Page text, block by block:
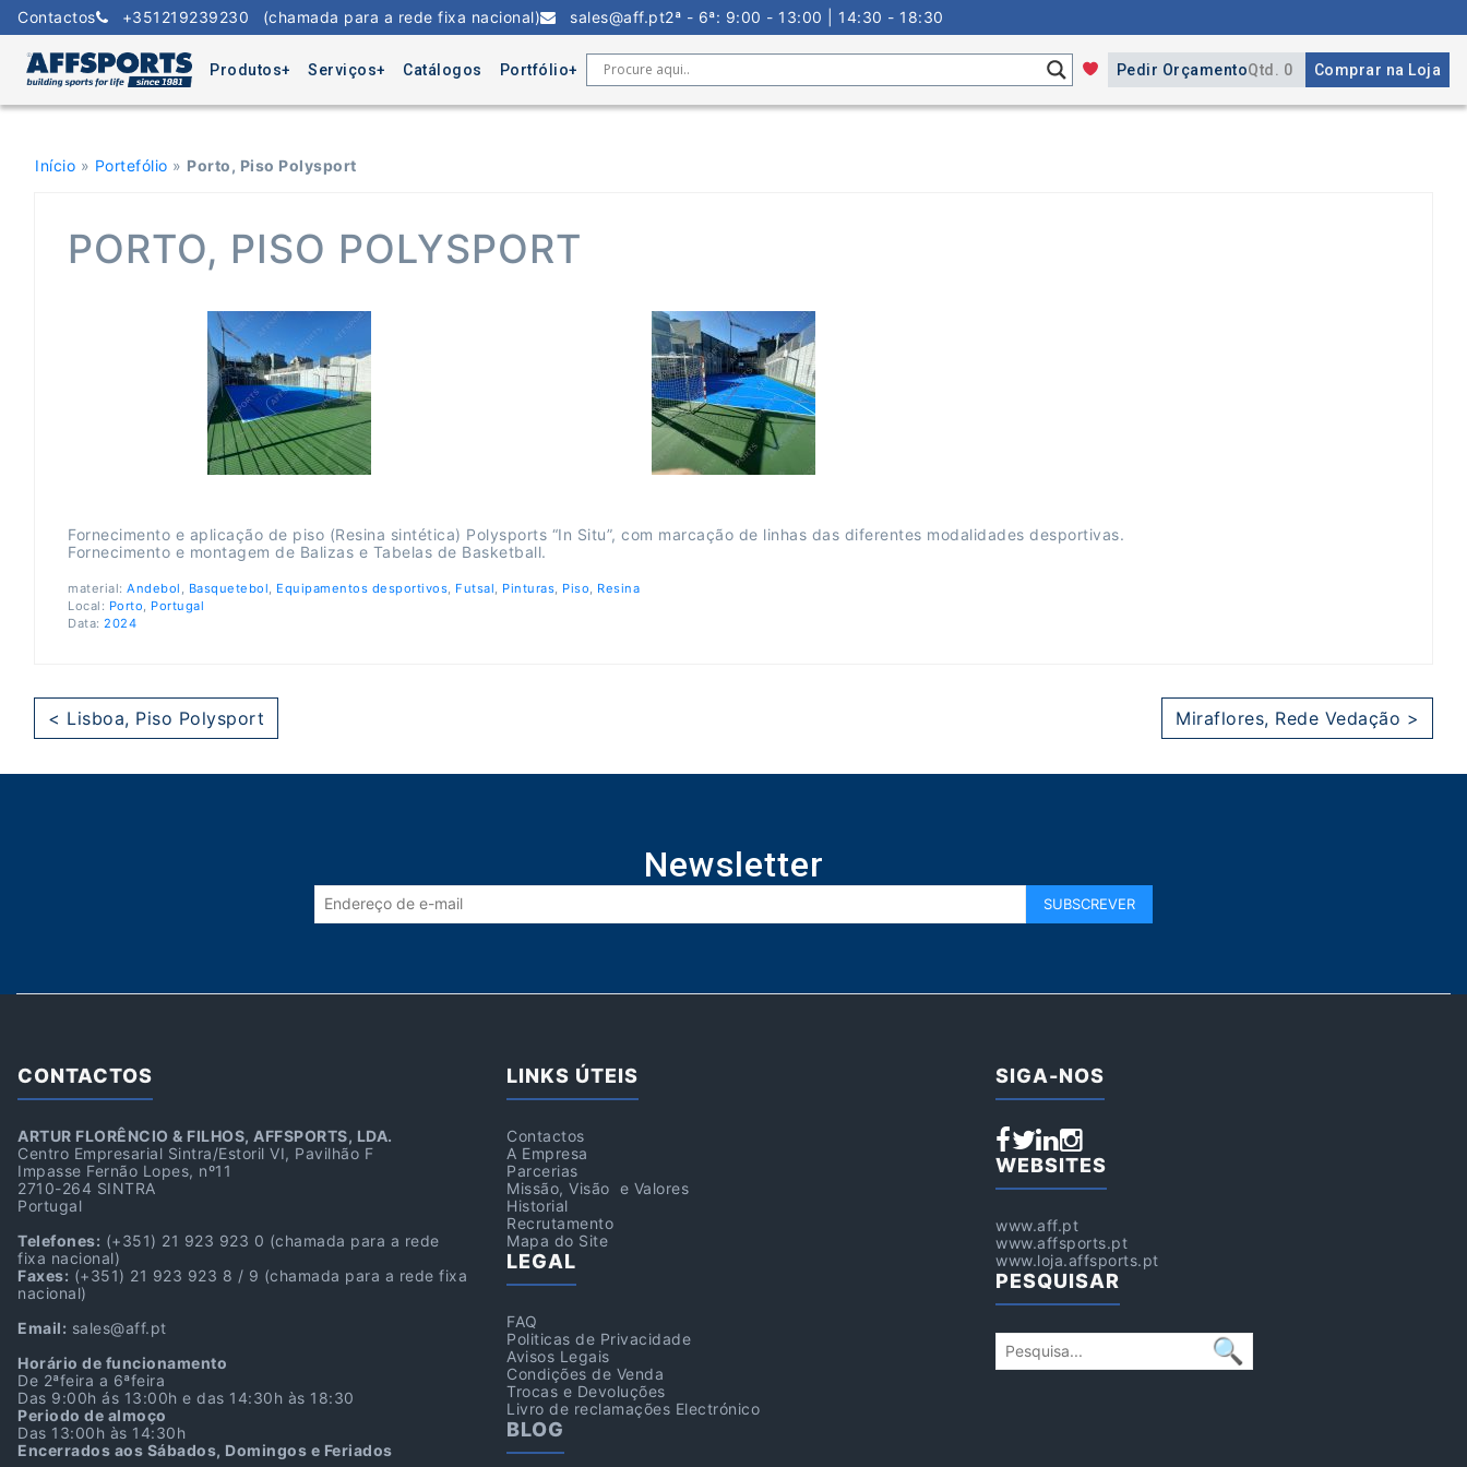
Skip
Contactos +351219239230 (chamada para a rede fixa nacional) sales@aff.pt2ª - 6ª: 9:00 - 13:00 | 14:30 - 18:30
Produtos Serviços Catálogos Portfólio Pedir OrçamentoQtd. 0 Comprar na Loja
Início » Portefólio » Porto, Piso Polysport
PORTO, PISO POLYSPORT
Fornecimento e aplicação de piso (Resina sintética) Polysports “In Situ”, com marcação de linhas das diferentes modalidades desportivas.
Fornecimento e montagem de Balizas e Tabelas de Basketball.
material: Andebol , Basquetebol, Equipamentos desportivos, Futsal, Pinturas, Piso, Resina
Local: Porto, Portugal
Data: 2024
< Lisboa, Piso Polysport Miraflores, Rede Vedação >
Newsletter
CONTACTOS
ARTUR FLORÊNCIO & FILHOS, AFFSPORTS, LDA.
Centro Empresarial Sintra/Estoril VI, Pavilhão F
Impasse Fernão Lopes, nº11
2710-264 SINTRA
Portugal
Telefones: (+351) 21 923 923 0 (chamada para a rede
fixa nacional)
Faxes: (+351) 21 923 923 8 / 9 (chamada para a rede fixa
nacional)
Email: sales@aff.pt
Horário de funcionamento
De 2ªfeira a 6ªfeira
Das 9:00h ás 13:00h e das 14:30h às 18:30
Periodo de almoço
Das 13:00h às 14:30h
Encerrados aos Sábados, Domingos e Feriados
LINKS ÚTEIS
Contactos
A Empresa
Parcerias
Missão, Visão e Valores
Historial
Recrutamento
Mapa do Site
LEGAL
FAQ
Politicas de Privacidade
Avisos Legais
Condições de Venda
Trocas e Devoluções
Livro de reclamações Electrónico
BLOG
SIGA-NOS
WEBSITES
www.aff.pt
www.affsports.pt
www.loja.affsports.pt
PESQUISAR